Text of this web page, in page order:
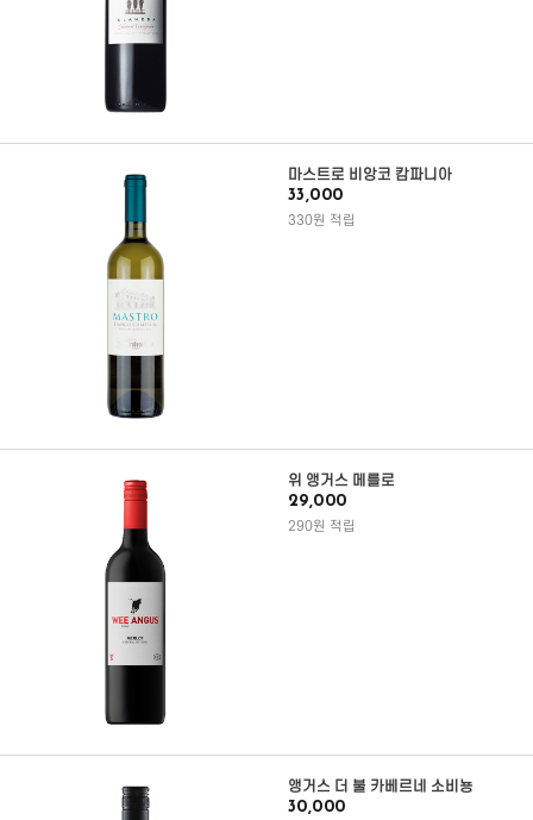
마스트로 비앙코 캄파니아
33,000
330원 적립
위 앵거스 메를로
29,000
290원 적립
앵거스 더 불 카베르네 소비뇽
30,000